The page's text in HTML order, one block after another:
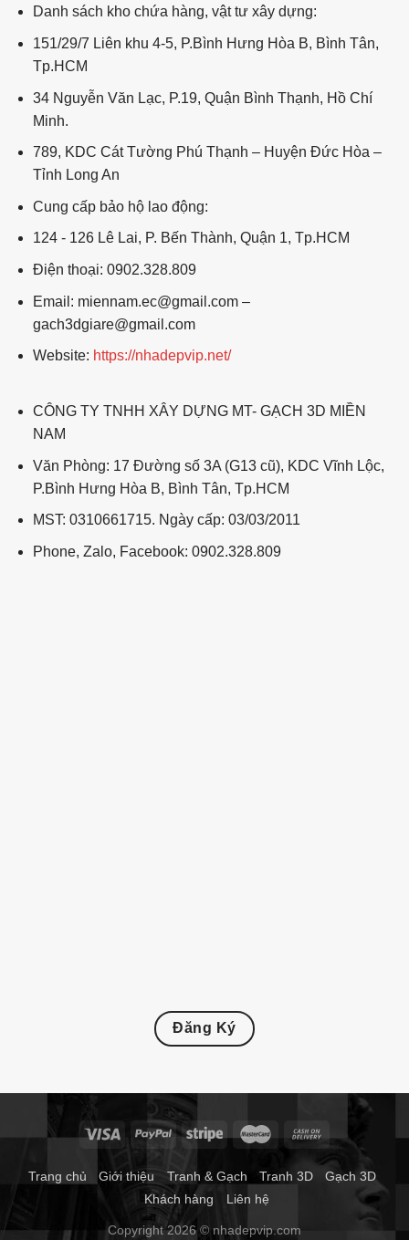
Danh sách kho chứa hàng, vật tư xây dựng:
151/29/7 Liên khu 4-5, P.Bình Hưng Hòa B, Bình Tân,
Tp.HCM
34 Nguyễn Văn Lạc, P.19, Quận Bình Thạnh, Hồ Chí
Minh.
789, KDC Cát Tường Phú Thạnh – Huyện Đức Hòa –
Tỉnh Long An
Cung cấp bảo hộ lao động:
124 - 126 Lê Lai, P. Bến Thành, Quận 1, Tp.HCM
Điện thoại: 0902.328.809
Email: miennam.ec@gmail.com –
gach3dgiare@gmail.com
Website: https://nhadepvip.net/
CÔNG TY TNHH XÂY DỰNG MT- GẠCH 3D MIỀN
NAM
Văn Phòng: 17 Đường số 3A (G13 cũ), KDC Vĩnh Lộc,
P.Bình Hưng Hòa B, Bình Tân, Tp.HCM
MST: 0310661715. Ngày cấp: 03/03/2011
Phone, Zalo, Facebook: 0902.328.809
Đăng Ký
Trang chủ Giới thiệu Tranh & Gạch Tranh 3D
Gạch 3D
Khách hàng
Liên hệ
Copyright 2026 © nhadepvip.com